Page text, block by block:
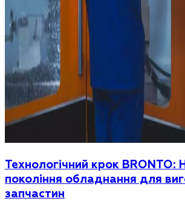
Технологічний крок BRONTO:
покоління обладнання для
запчастин